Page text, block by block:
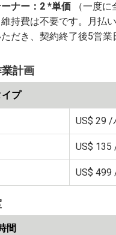
ナー：2 *単価 （一度
持費は不要です。月払
だき、契約終了後5営業
計画
イプ
US$ 29 /
US$ 135
US$ 499
間